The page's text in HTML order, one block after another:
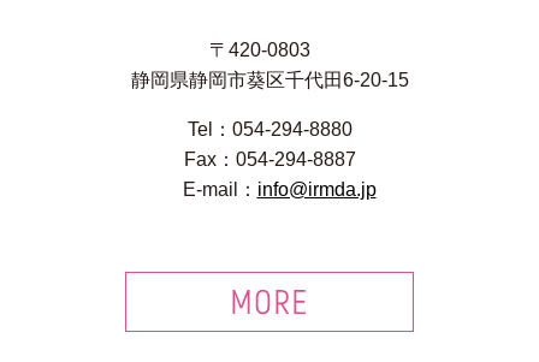
〒420-0803
静岡県静岡市葵区千代田6-20-15
Tel：054-294-8880
Fax：054-294-8887
E-mail： info@irmda.jp